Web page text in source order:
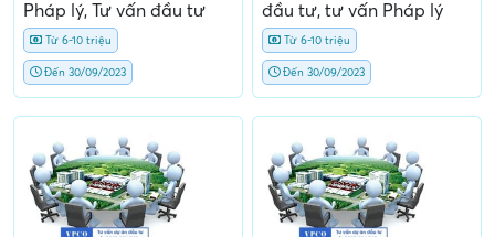
Pháp lý, Tư vấn đầu tư
Từ 6-10 triệu
Đến 30/09/2023
đầu tư, tư vấn Pháp lý
Từ 6-10 triệu
Đến 30/09/2023